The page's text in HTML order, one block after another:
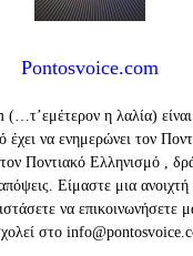
Pontosvoice.com
η λαλία)
έχει να ενημερώνει τον
Ποντιακό Ελληνισμό ,
Είμαστε μια
να επικοινωνήσετε
στο